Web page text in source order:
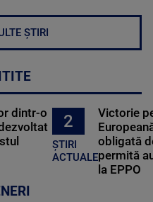
ȘTIRI
dintr-o
2
ȘTIRI
ACTUALE
Victorie
obligată
permită
la EPPO